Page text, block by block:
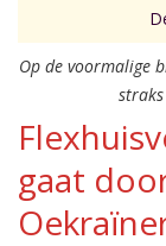
Op de voormalige
gaat